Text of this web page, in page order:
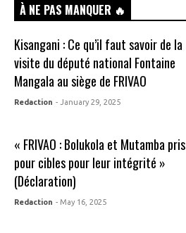
À NE PAS MANQUER 🔥
Kisangani : Ce qu’il faut savoir de la
visite du député national Fontaine
Mangala au siège de FRIVAO
Redaction - January 29, 2025
« FRIVAO : Bolukola et Mutamba pris
pour cibles pour leur intégrité »
(Déclaration)
Redaction - May 16, 2025